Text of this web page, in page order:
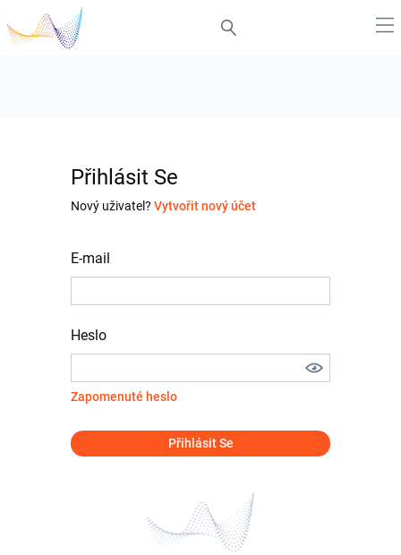
Přihlásit Se
Nový uživatel? Vytvořit nový účet
E-mail
Heslo
Zapomenuté heslo
Přihlásit Se